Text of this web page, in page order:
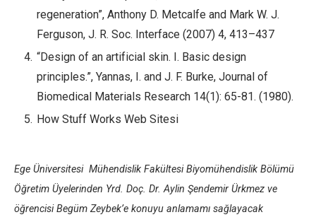
regeneration”, Anthony D. Metcalfe and Mark W. J.
Ferguson, J. R. Soc. Interface (2007) 4, 413–437
“Design of an artificial skin. I. Basic design
principles.”, Yannas, I. and J. F. Burke, Journal of
Biomedical Materials Research 14(1): 65-81. (1980).
How Stuff Works Web Sitesi
Ege Üniversitesi Mühendislik Fakültesi Biyomühendislik Bölümü
Öğretim Üyelerinden Yrd. Doç. Dr. Aylin Şendemir Ürkmez ve
öğrencisi Begüm Zeybek’e konuyu anlamamı sağlayacak